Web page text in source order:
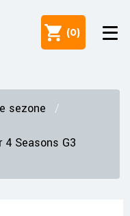
(0)
sezone
4 Seasons G3